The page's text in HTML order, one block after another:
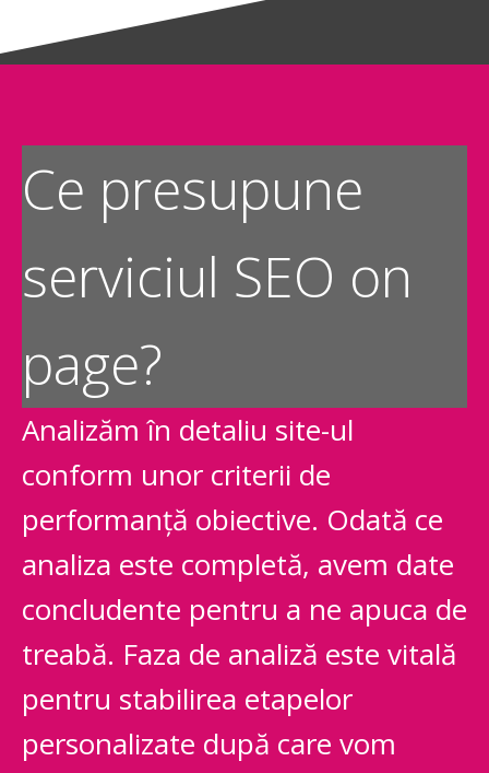
Ce presupune
serviciul SEO on
page?
Analizăm în detaliu site-ul
conform unor criterii de
performanță obiective. Odată ce
analiza este completă, avem date
concludente pentru a ne apuca de
treabă. Faza de analiză este vitală
pentru stabilirea etapelor
personalizate după care vom